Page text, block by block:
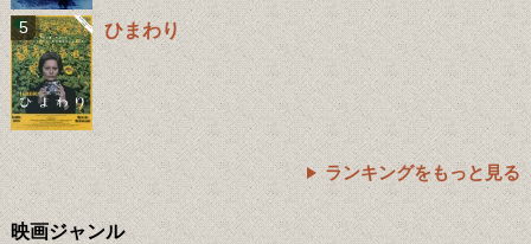
ひまわり
ランキングをもっと見る
映画ジャンル